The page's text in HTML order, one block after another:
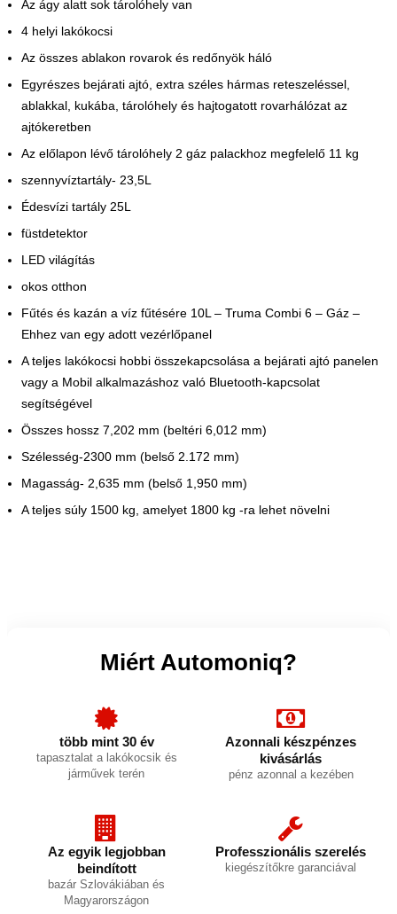
Az ágy alatt sok tárolóhely van
4 helyi lakókocsi
Az összes ablakon rovarok és redőnyök háló
Egyrészes bejárati ajtó, extra széles hármas reteszeléssel,
ablakkal, kukába, tárolóhely és hajtogatott rovarhálózat az
ajtókeretben
Az előlapon lévő tárolóhely 2 gáz palackhoz megfelelő 11 kg
szennyvíztartály- 23,5L
Édesvízi tartály 25L
füstdetektor
LED világítás
okos otthon
Fűtés és kazán a víz fűtésére 10L – Truma Combi 6 – Gáz –
Ehhez van egy adott vezérlőpanel
A teljes lakókocsi hobbi összekapcsolása a bejárati ajtó panelen
vagy a Mobil alkalmazáshoz való Bluetooth-kapcsolat
segítségével
Összes hossz 7,202 mm (beltéri 6,012 mm)
Szélesség-2300 mm (belső 2.172 mm)
Magasság- 2,635 mm (belső 1,950 mm)
A teljes súly 1500 kg, amelyet 1800 kg -ra lehet növelni
Miért Automoniq?
több mint 30 év
tapasztalat a lakókocsik és
járművek terén
Azonnali készpénzes
kivásárlás
pénz azonnal a kezében
Az egyik legjobban
beindított
bazár Szlovákiában és
Magyarországon
Professzionális szerelés
kiegészítőkre garanciával